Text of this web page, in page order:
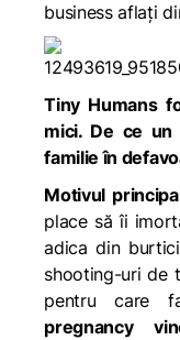
business aflați
Tiny Humans
mici. De ce
familie în
Motivul
place să îi
adica din
shooting-uri de
pentru care
pregnancy